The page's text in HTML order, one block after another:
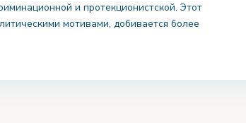
и протекционистской. Этот
мотивами, добивается более